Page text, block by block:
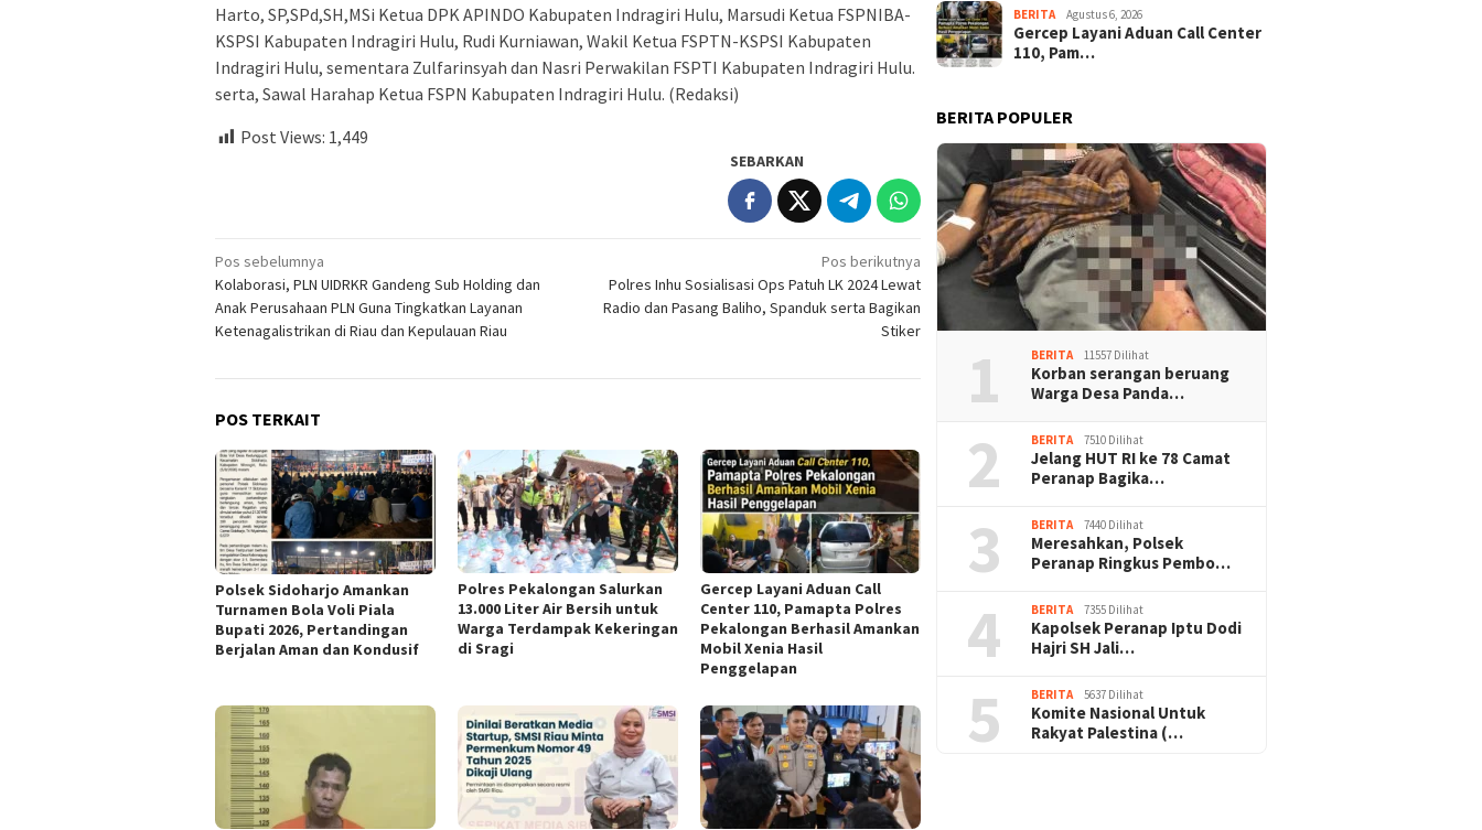
Harto, SP,SPd,SH,MSi Ketua DPK APINDO Kabupaten Indragiri Hulu, Marsudi Ketua FSPNIBA-
KSPSI Kabupaten Indragiri Hulu, Rudi Kurniawan, Wakil Ketua FSPTN-KSPSI Kabupaten
Indragiri Hulu, sementara Zulfarinsyah dan Nasri Perwakilan FSPTI Kabupaten Indragiri Hulu.
serta, Sawal Harahap Ketua FSPN Kabupaten Indragiri Hulu. (Redaksi)
Post Views: 1,449
SEBARKAN
Navigasi
pos
Pos sebelumnya
Kolaborasi, PLN UIDRKR Gandeng Sub Holding dan
Anak Perusahaan PLN Guna Tingkatkan Layanan
Ketenagalistrikan di Riau dan Kepulauan Riau
Pos berikutnya
Polres Inhu Sosialisasi Ops Patuh LK 2024 Lewat
Radio dan Pasang Baliho, Spanduk serta Bagikan
Stiker
POS TERKAIT
Polsek Sidoharjo Amankan
Turnamen Bola Voli Piala
Bupati 2026, Pertandingan
Berjalan Aman dan Kondusif
Polres Pekalongan Salurkan
13.000 Liter Air Bersih untuk
Warga Terdampak Kekeringan
di Sragi
Gercep Layani Aduan Call
Center 110, Pamapta Polres
Pekalongan Berhasil Amankan
Mobil Xenia Hasil
Penggelapan
BERITA Agustus 6, 2026
Gercep Layani Aduan Call Center
110, Pam…
BERITA POPULER
1 BERITA 11557 Dilihat
Korban serangan beruang
Warga Desa Panda…
2 BERITA 7510 Dilihat
Jelang HUT RI ke 78 Camat
Peranap Bagika…
3 BERITA 7440 Dilihat
Meresahkan, Polsek
Peranap Ringkus Pembo…
4 BERITA 7355 Dilihat
Kapolsek Peranap Iptu Dodi
Hajri SH Jali…
5 BERITA 5637 Dilihat
Komite Nasional Untuk
Rakyat Palestina (…